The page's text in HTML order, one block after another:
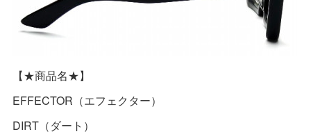
【★商品名★】
EFFECTOR（エフェクター）
DIRT（ダート）